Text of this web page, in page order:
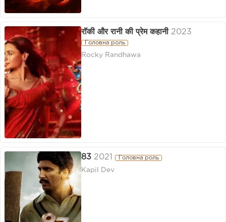
रॉकी और रानी की प्रेम कहानी 2023
Головна роль
Rocky Randhawa
83 2021 Головна роль
Kapil Dev